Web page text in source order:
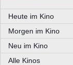
Heute im Kino
Morgen im Kino
Neu im Kino
Alle Kinos